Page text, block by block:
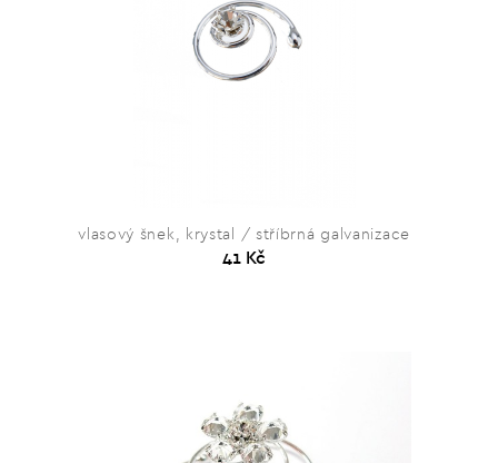
vlasový šnek, krystal / stříbrná galvanizace
41 Kč